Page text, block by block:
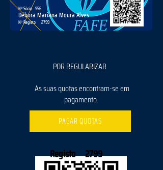
956
Nº Sócio
Débora Mariana Moura Alves
2799
Nº Registo
POR REGULARIZAR
As suas quotas encontram-se em
pagamento.
PAGAR QUOTAS
Registo 2799